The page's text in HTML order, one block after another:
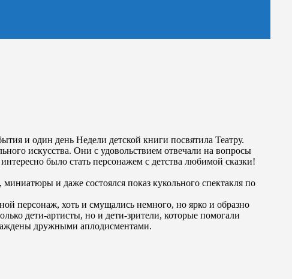
и один день Недели детской книги посвятила Театру.
искусства. Они с удовольствием отвечали на вопросы
было стать персонажем с детства любимой сказки!
и даже состоялся показ кукольного спектакля по
персонаж, хоть и смущались немного, но ярко и образно
дети-артисты, но и дети-зрители, которые помогали
дружными аплодисментами.